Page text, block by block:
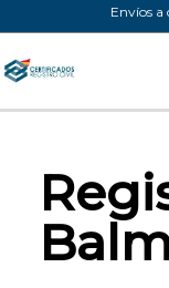
al
contenido
Envíos a